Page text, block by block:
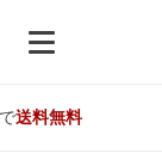
送料無料